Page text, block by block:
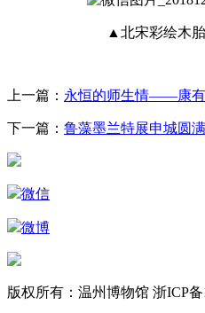
▲北宋彩绘木
上一篇： 永恒的师生情——康
下一篇： 鲁藻墨兰特展申城圆
微信
微博
版权所有：温州博物馆 浙ICP备